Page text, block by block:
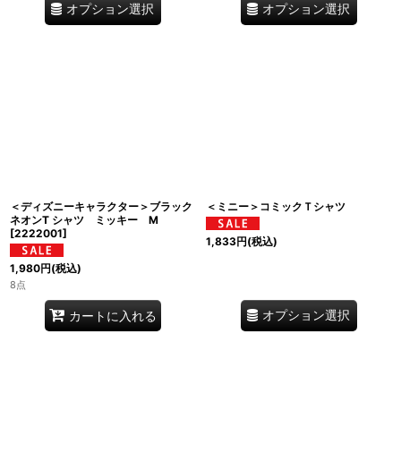
オプション選択 オプション選択
＜ディズニーキャラクター＞ブラック
ネオンT シャツ ミッキー M
[2222001]
1,980円(税込)
8点
カートに入れる
＜ミニー＞コミックＴシャツ
1,833円(税込)
オプション選択